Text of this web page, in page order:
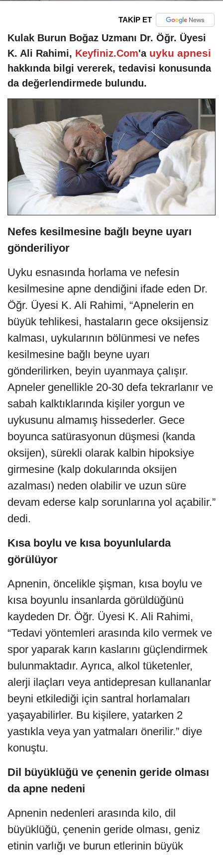
TAKİP ET
Kulak Burun Boğaz Uzmanı Dr. Öğr. Üyesi
K. Ali Rahimi, Keyfiniz.Com'auyku apnesi
hakkında bilgi vererek, tedavisi konusunda
da değerlendirmede bulundu.
Nefes kesilmesine bağlı beyne uyarı
gönderiliyor
Uyku esnasında horlama ve nefesin
kesilmesine apne dendiğini ifade eden Dr.
Öğr. Üyesi K. Ali Rahimi, “Apnelerin en
büyük tehlikesi, hastaların gece oksijensiz
kalması, uykularının bölünmesi ve nefes
kesilmesine bağlı beyne uyarı
gönderilirken, beyin uyanmaya çalışır.
Apneler genellikle 20-30 defa tekrarlanır ve
sabah kalktıklarında kişiler yorgun ve
uykusunu almamış hissederler. Gece
boyunca satürasyonun düşmesi (kanda
oksijen), sürekli olarak kalbin hipoksiye
girmesine (kalp dokularında oksijen
azalması) neden olabilir ve uzun süre
devam ederse kalp sorunlarına yol açabilir.”
dedi.
Kısa boylu ve kısa boyunlularda
görülüyor
Apnenin, öncelikle şişman, kısa boylu ve
kısa boyunlu insanlarda görüldüğünü
kaydeden Dr. Öğr. Üyesi K. Ali Rahimi,
“Tedavi yöntemleri arasında kilo vermek ve
spor yaparak karın kaslarını güçlendirmek
bulunmaktadır. Ayrıca, alkol tüketenler,
alerji ilaçları veya antidepresan kullananlar
beyni etkilediği için santral horlamaları
yaşayabilirler. Bu kişilere, yatarken 2
yastıkla veya yan yatmaları önerilir.” diye
konuştu.
Dil büyüklüğü ve çenenin geride olması
da apne nedeni
Apnenin nedenleri arasında kilo, dil
büyüklüğü, çenenin geride olması, geniz
etinin varlığı ve burun etlerinin büyük